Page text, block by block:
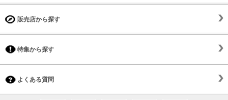
販売店から探す
特集から探す
よくある質問